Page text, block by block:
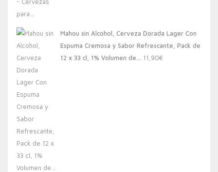
Mahou sin Alcohol, Cerveza Dorada Lager Con
Espuma Cremosa y Sabor Refrescante, Pack de
12 x 33 cl, 1% Volumen de… 11,90€